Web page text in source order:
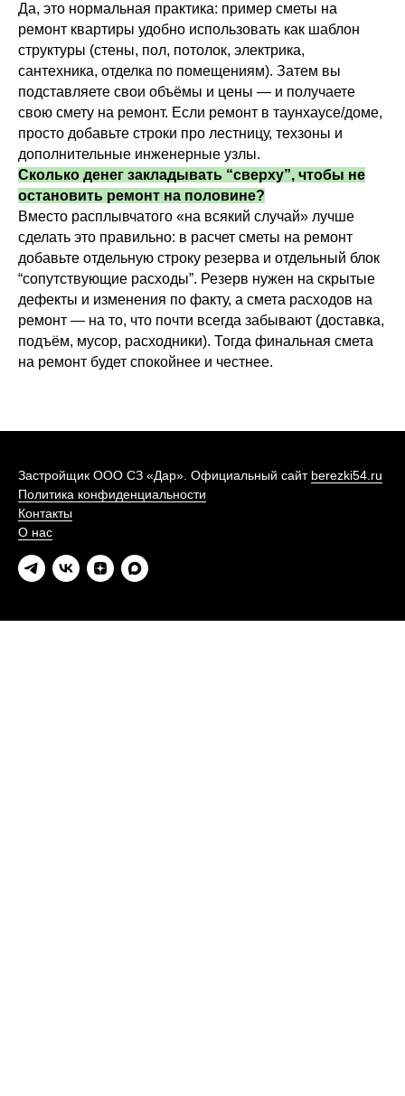
Да, это нормальная практика: пример сметы на
ремонт квартиры удобно использовать как шаблон
структуры (стены, пол, потолок, электрика,
сантехника, отделка по помещениям). Затем вы
подставляете свои объёмы и цены — и получаете
свою смету на ремонт. Если ремонт в таунхаусе/доме,
просто добавьте строки про лестницу, техзоны и
дополнительные инженерные узлы.
Сколько денег закладывать “сверху”, чтобы не
остановить ремонт на половине?
Вместо расплывчатого «на всякий случай» лучше
сделать это правильно: в расчет сметы на ремонт
добавьте отдельную строку резерва и отдельный блок
“сопутствующие расходы”. Резерв нужен на скрытые
дефекты и изменения по факту, а смета расходов на
ремонт — на то, что почти всегда забывают (доставка,
подъём, мусор, расходники). Тогда финальная смета
на ремонт будет спокойнее и честнее.
Застройщик ООО СЗ «Дар». Официальный сайт berezki54.ru
Политика конфиденциальности
Контакты
О нас